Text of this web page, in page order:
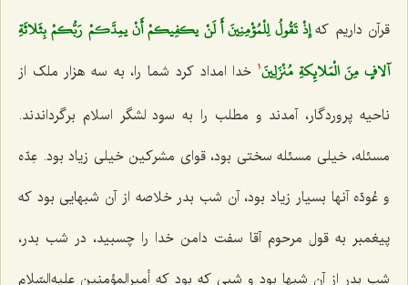
قرآن داریم که‌إِذْ تَقُولُ لِلْمُؤْمِنِينَ أَ لَنْ يكفِيكمْ أَنْ يمِدَّكمْ رَبُّكمْ بِثَلاثَةِ
آلافٍ مِنَ الْمَلائِكةِ مُنْزَلِينَ‌1
خدا امداد کرد شما را، به سه هزار ملک از
ناحیه پروردگار، آمدند و مطلب را به سود لشگر اسلام برگرداندند.
مسئله، خیلی مسئله سختی بود، قوای مشرکین خیلی زیاد بود. عِدّه
و عُودّه آنها بسیار زیاد بود، آن شب بدر خلاصه از آن شبهایی بود که
پیغمبر به قول مرحوم آقا سفت دامن خدا را چسبید، در شب بدر،
شب بدر از آن شبها بود و شبی که بود که أمیرالمؤمنین علیه‌السّلام